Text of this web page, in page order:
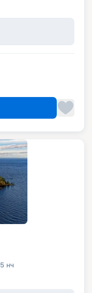
5 нч